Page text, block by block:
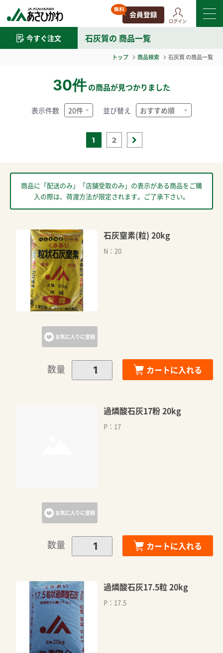
ログイン
今すぐ注文 石灰質の 商品一覧
トップ 商品検索 石灰質の商品一覧
30件の商品が見つかりました
1 2
表示件数 並び替え
商品に「配送のみ」「店舗受取のみ」の表示がある商品をご購
入の際は、荷渡方法が限定されます。ご了承下さい。
お気に入りに登録
石灰窒素(粒) 20kg
N：20
数量 カートに入れる
お気に入りに登録
過燐酸石灰17粉 20kg
P：17
数量 カートに入れる
過燐酸石灰17.5粒 20kg
P：17.5